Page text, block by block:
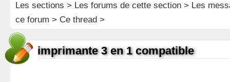
Les sections > Les forums de cette section> Les
ce forum > Ce thread >
imprimante 3 en 1 compatible